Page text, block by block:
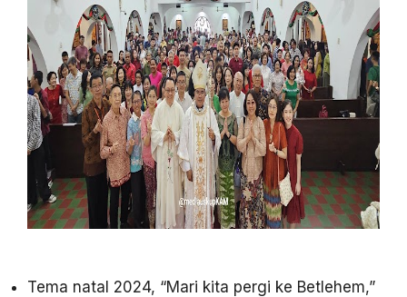
Tema natal 2024, “Mari kita pergi ke Betlehem,”